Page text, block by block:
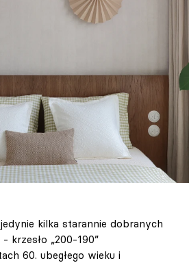
kilka starannie dobranych
„200-190”
60. ubegłego wieku i